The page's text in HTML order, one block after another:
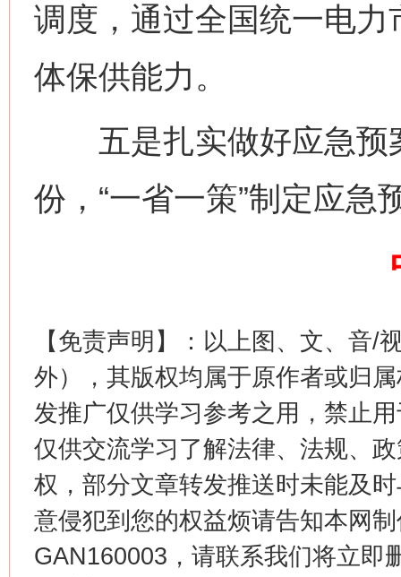
调度，通过全国统一电
体保供能力。
五是扎实做好应急预
份，“一省一策”制定应急
【免责声明】：以上图、文、音/
外），其版权均属于原作者或归
发推广仅供学习参考之用，禁止
仅供交流学习了解法律、法规、
权，部分文章转发推送时未能及
意侵犯到您的权益烦请告知本网
GAN160003，请联系我们将立即
网上购药对药下症？